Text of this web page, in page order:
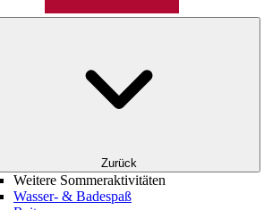
Zurück
Weitere Sommeraktivitäten
Wasser- & Badespaß